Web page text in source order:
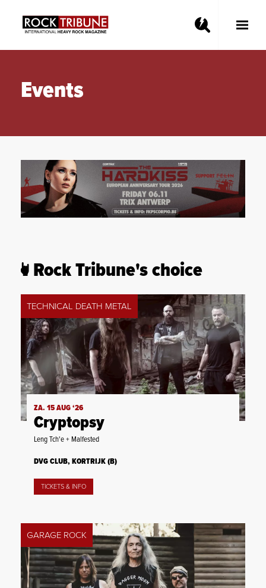
Toggle
Events
Rock Tribune's choice
TECHNICAL DEATH METAL
ZA. 15 AUG ‘26
Cryptopsy
Leng Tch'e + Malfested
DVG CLUB, KORTRIJK (B)
TICKETS & INFO
GARAGE ROCK